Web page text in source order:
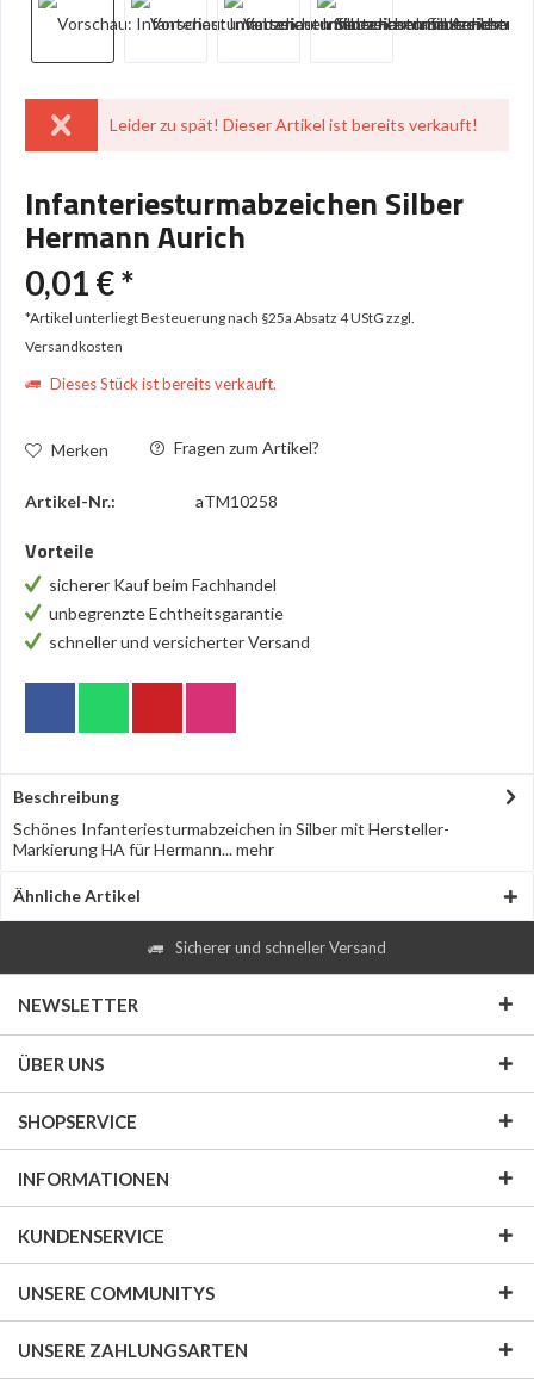
Leider zu spät! Dieser Artikel ist bereits verkauft!
Infanteriesturmabzeichen Silber
Hermann Aurich
0,01 € *
*Artikel unterliegt Besteuerung nach §25a Absatz 4 UStG zzgl.
Versandkosten
Dieses Stück ist bereits verkauft.
Merken Fragen zum Artikel?
Artikel-Nr.: aTM10258
Vorteile
sicherer Kauf beim Fachhandel
unbegrenzte Echtheitsgarantie
schneller und versicherter Versand
Beschreibung
Schönes Infanteriesturmabzeichen in Silber mit Hersteller-
Markierung HA für Hermann...mehr
Ähnliche Artikel
Sicherer und schneller Versand
NEWSLETTER
ÜBER UNS
SHOPSERVICE
INFORMATIONEN
KUNDENSERVICE
UNSERE COMMUNITYS
UNSERE ZAHLUNGSARTEN